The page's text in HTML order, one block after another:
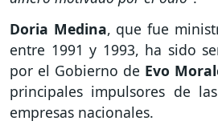
Doria Medina, que fue
entre 1991 y 1993, ha sido
por el Gobierno de Evo
principales impulsores de
empresas nacionales.